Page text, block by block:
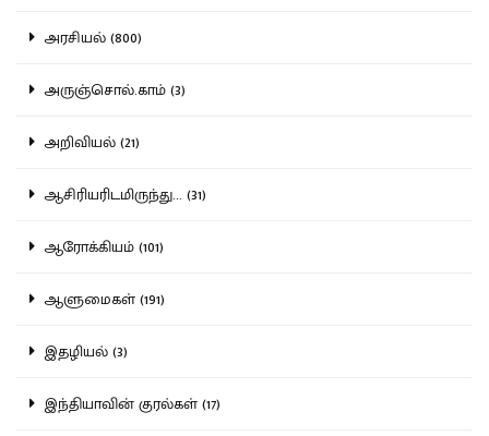
அரசியல் (800)
அருஞ்சொல்.காம் (3)
அறிவியல் (21)
ஆசிரியரிடமிருந்து... (31)
ஆரோக்கியம் (101)
ஆளுமைகள் (191)
இதழியல் (3)
இந்தியாவின் குரல்கள் (17)